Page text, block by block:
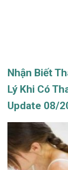
Nhận Biết
Lý Khi Có
Update 08/